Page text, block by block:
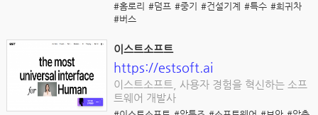
#홈로리 #덤프 #중기 #건설기계 #특수 #희귀차
#버스
이스트소프트
https://estsoft.ai
이스트소프트, 사용자 경험을 혁신하는 소프
트웨어 개발사